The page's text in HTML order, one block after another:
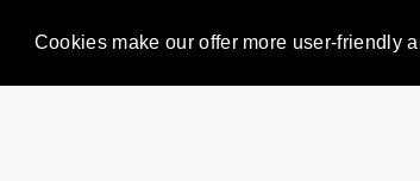
Cookies make our offer more user-friendly